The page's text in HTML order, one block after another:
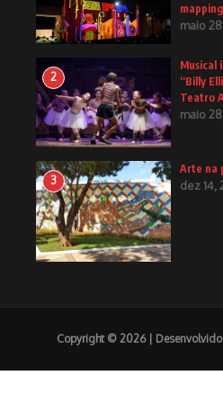
mapping
maio
2
Musical
“Billy
Teatro
maio
3
Arte na
dez 14,
Copyright © 2026 |